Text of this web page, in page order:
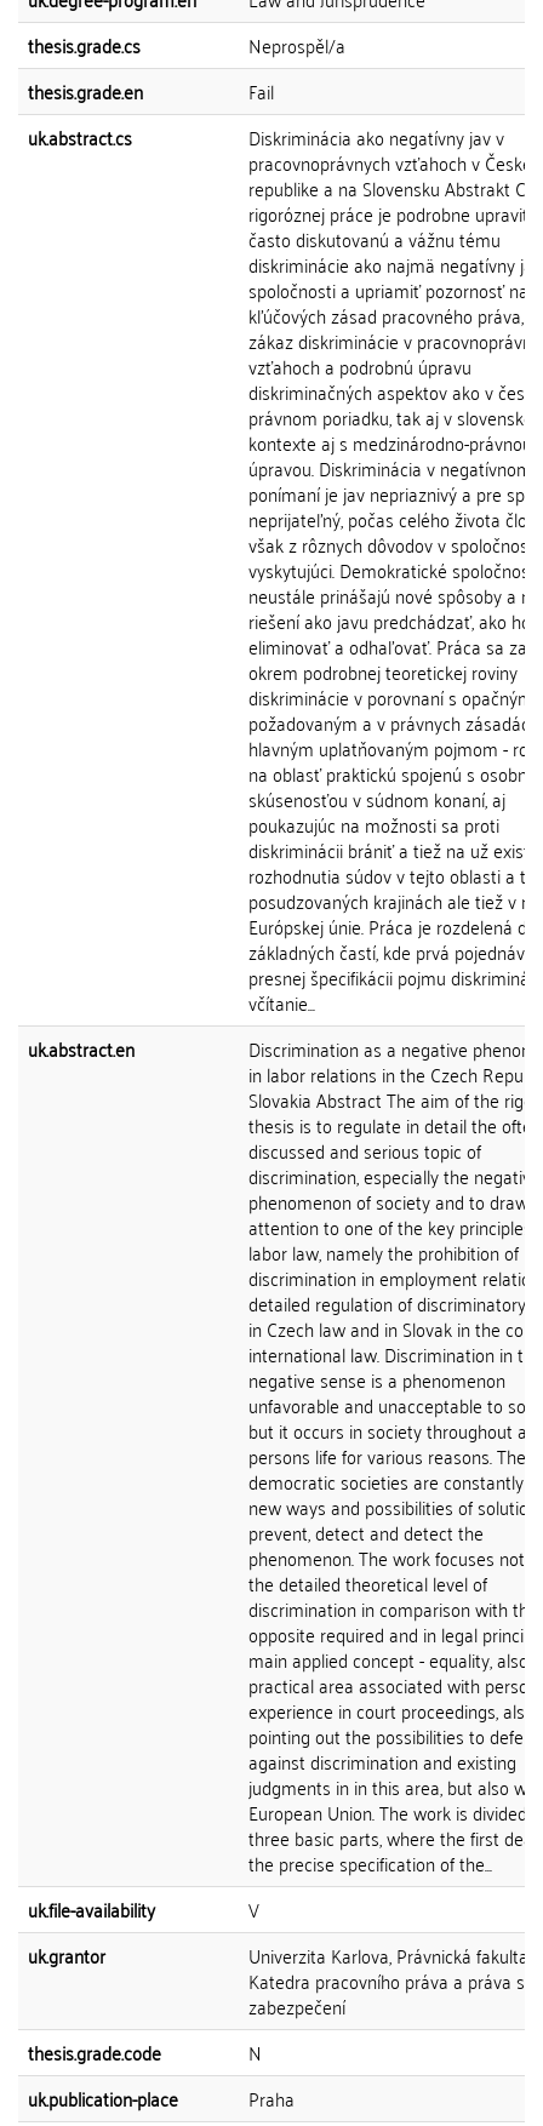
thesis.grade.cs
Neprospěl/a
thesis.grade.en
Fail
uk.abstract.cs
Diskriminácia ako negatívny jav v
pracovnoprávnych vzťahoch v Českej
republike a na Slovensku Abstrakt
rigoróznej práce je podrobne upraviť
často diskutovanú a vážnu tému
diskriminácie ako najmä negatívny jav
spoločnosti a upriamiť pozornosť na
kľúčových zásad pracovného práva,
zákaz diskriminácie v
vzťahoch a podrobnú úpravu
diskriminačných aspektov ako v
právnom poriadku, tak aj v
kontexte aj s medzinárodno-právnou
úpravou. Diskriminácia v negatívnom
ponímaní je jav nepriaznivý a pre
neprijateľný, počas celého života
však z rôznych dôvodov v spoločnosti
vyskytujúci. Demokratické
neustále prinášajú nové spôsoby a
riešení ako javu predchádzať, ako ho
eliminovať a odhaľovať. Práca sa
okrem podrobnej teoretickej roviny
diskriminácie v porovnaní s opačným
požadovaným a v právnych zásadách
hlavným uplatňovaným pojmom -
na oblasť praktickú spojenú s
skúsenosťou v súdnom konaní, aj
poukazujúc na možnosti sa proti
diskriminácii brániť a tiež na už
rozhodnutia súdov v tejto oblasti a to
posudzovaných krajinách ale tiež v
Európskej únie. Práca je rozdelená
základných častí, kde prvá pojednáva
presnej špecifikácii pojmu
včítanie...
uk.abstract.en
Discrimination as a negative
in labor relations in the Czech
Slovakia Abstract The aim of the
thesis is to regulate in detail the often
discussed and serious topic of
discrimination, especially the negative
phenomenon of society and to draw
attention to one of the key principles
labor law, namely the prohibition of
discrimination in employment
detailed regulation of discriminatory
in Czech law and in Slovak in the
international law. Discrimination in the
negative sense is a phenomenon
unfavorable and unacceptable to
but it occurs in society throughout a
persons life for various reasons.
democratic societies are constantly
new ways and possibilities of
prevent, detect and detect the
phenomenon. The work focuses not
the detailed theoretical level of
discrimination in comparison with the
opposite required and in legal
main applied concept - equality, also
practical area associated with
experience in court proceedings, also
pointing out the possibilities to defend
against discrimination and existing
judgments in in this area, but also
European Union. The work is divided
three basic parts, where the first
the precise specification of the...
uk.file-availability
V
uk.grantor
Univerzita Karlova, Právnická fakulta,
Katedra pracovního práva a práva
zabezpečení
thesis.grade.code
N
uk.publication-place
Praha